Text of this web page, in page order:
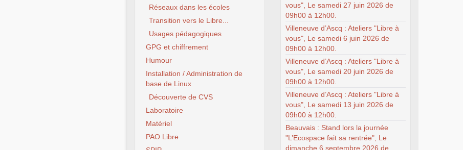
Réseaux dans les écoles
Transition vers le Libre...
Usages pédagogiques
GPG et chiffrement
Humour
Installation / Administration de
base de Linux
Découverte de CVS
Laboratoire
Matériel
PAO Libre
vous", Le samedi 27 juin 2026 de
09h00 à 12h00.
Villeneuve d’Ascq : Ateliers "Libre à
vous", Le samedi 6 juin 2026 de
09h00 à 12h00.
Villeneuve d’Ascq : Ateliers "Libre à
vous", Le samedi 20 juin 2026 de
09h00 à 12h00.
Villeneuve d’Ascq : Ateliers "Libre à
vous", Le samedi 13 juin 2026 de
09h00 à 12h00.
Beauvais : Stand lors la journée
"L’Ecospace fait sa rentrée", Le
dimanche 6 septembre 2026 de